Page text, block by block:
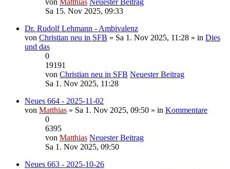
Sa 15. Nov 2025, 09:33
Dr. Rudolf Lehmann - Ambivalenz
von Christian neu in SFB » Sa 1. Nov 2025, 11:28 » in Dies
und das
0
19191
von Christian neu in SFB Neuester Beitrag
Sa 1. Nov 2025, 11:28
Neues 664 - 2025-11-02
von Matthias » Sa 1. Nov 2025, 09:50 » in Kommentare
0
6395
von Matthias Neuester Beitrag
Sa 1. Nov 2025, 09:50
Neues 663 - 2025-10-26